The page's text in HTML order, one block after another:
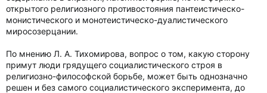
открытого религиозного противостояния пантеистическо-
монистического и монотеистическо-дуалистического
миросозерцании.
По мнению Л. А. Тихомирова, вопрос о том, какую сторону
примут люди грядущего социалистического строя в
религиозно-философской борьбе, может быть однозначно
решен и без самого социалистического эксперимента, до